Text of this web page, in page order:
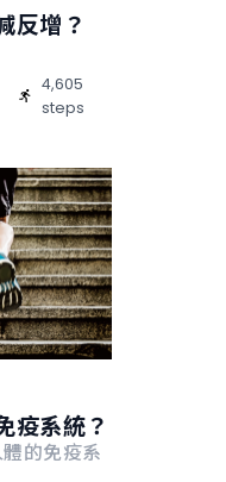
反增？
4,605
steps
疫系統？
的免疫系